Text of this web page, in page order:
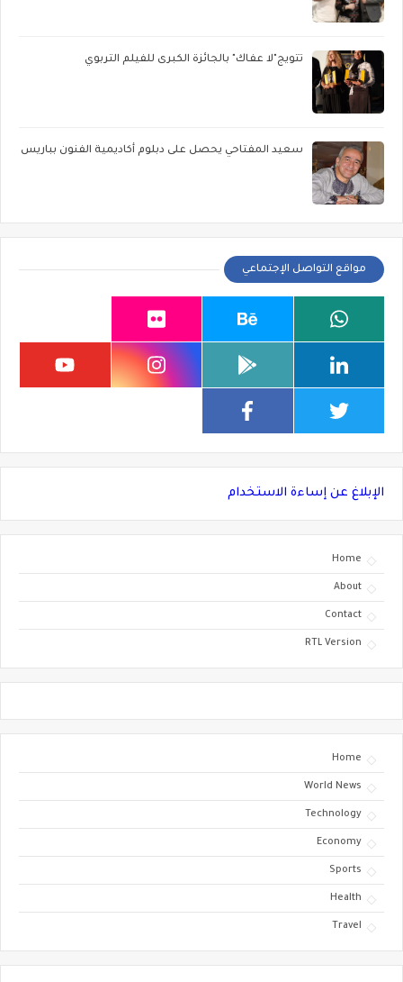
تتويج"لا عفاك" بالجائزة الكبرى للفيلم التربوي
سعيد المفتاحي يحصل على دبلوم أكاديمية الفنون بباريس
مواقع التواصل الإجتماعي
الإبلاغ عن إساءة الاستخدام
Home
About
Contact
RTL Version
Home
World News
Technology
Economy
Sports
Health
Travel